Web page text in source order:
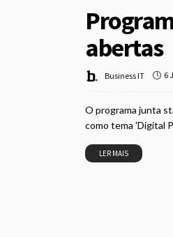
abertas
Business IT 6
O programa junta
como tema 'Digital
LER MAIS